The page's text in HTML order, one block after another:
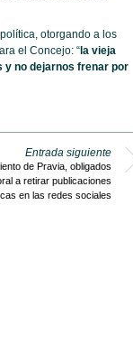
otorgando a los
el Concejo: “la vieja
y no dejarnos frenar por
Entrada siguiente
de Pravia, obligados
a retirar publicaciones
en las redes sociales